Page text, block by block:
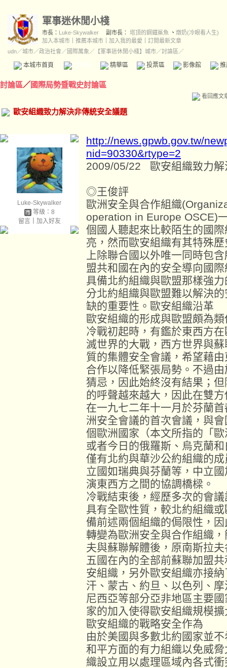
軍事迷休閒小棧
市長： Luke-Skywalker 副市長： 塔頂的鋼鐵鯊魚 、 燉奶(冷眼看人生)
加入本城市
推薦本城市 加入我的最愛
訂閱最新文章
udn／城市／政治社會 ／國際萬象 ／ 【軍事迷休閒小棧】城市／討論區／
本城市首頁 精華區 投票區 影像館
討論區／ 國際局勢暨戰史討論區
看回應文
歐安組織致力解決非傳統安全議題
Luke-Skywalker
等級：8
留言｜ 加入好友
http://news.gpwb.gov.tw/
nid=90330&rtype=2
2009/05/22 歐安組織致力解
◎王俊評
歐洲安全與合作組織
operation in Europe OSCE)
個國人聽起來比較陌生的國
亮，然而歐安組織有其特殊
上除聯合國以外唯一同時包
盟共和國在內的安全導向國
具備北約組織與歐盟那樣強
分北約組織與歐盟難以解決
缺的重要性。歐安組織沿革
歐安組織的形成與歐盟頗為
冷戰初起時，有鑑於東西方
滅世界的大戰，西方世界與
質的集體安全會議，希望藉
合作以降低緊張局勢。不過
猜忌，因此始終沒有結果；
的呼聲越來越大，因此在雙
在一九七二年十一月於芬蘭
洲安全會議的首次會議，與
個歐洲國家（本文所指的「
或者今日的俄羅斯、烏克蘭
僅有北約與華沙公約組織的
立國如瑞典與芬蘭等，中立
演東西方之間的協調橋樑。
冷戰結束後，經歷多次的會
具有全歐性質，較北約組織
備前述兩個組織的侷限性，
轉變為歐洲安全與合作組織
夫與蘇聯解體後，原南斯拉
五國在內的全部前蘇聯加盟
安組織，另外歐安組織亦接
汗、蒙古、約旦、以色列、
尼西亞等部分亞非地區主要
家的加入使得歐安組織規模
歐安組織的戰略安全作為
由於美國與多數北約國家並
和平方面的有力組織以免威
織設立用以處理區域內各式